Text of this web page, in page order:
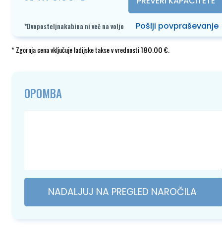
Pošlji povpraševanje
*Dvoposteljnakabina ni več na voljo
* Zgornja cena vključuje ladijske takse v vrednosti180.00 €.
OPOMBA
NADALJUJ NA PREGLED NAROČILA